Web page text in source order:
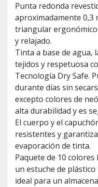
Punta redonda
aproximadamente 0,3
triangular
y relajado.
Tinta a base de agua,
tejidos y respetuosa
Tecnología Dry Safe.
durante días sin
excepto colores de
alta durabilidad y es
El cuerpo y el
resistentes y
evaporación de tinta.
Paquete de 10
un estuche de
ideal para un